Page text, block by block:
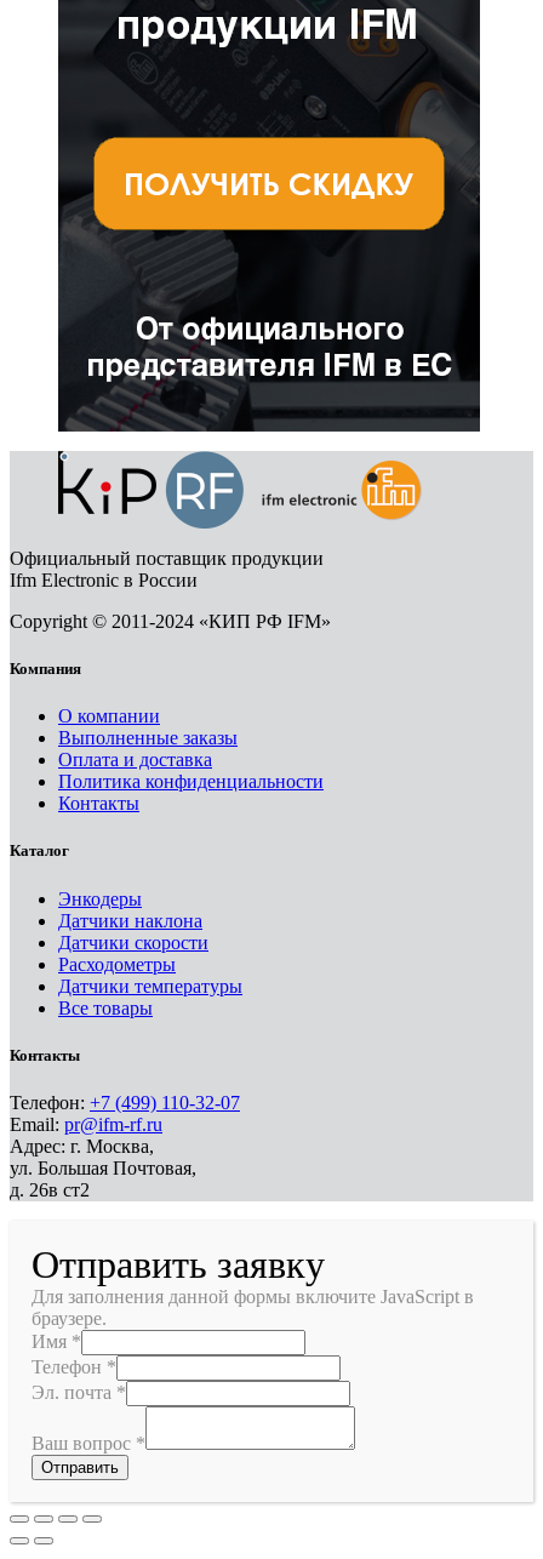
Официальный поставщик продукции
Ifm Electronic в России
Copyright © 2011-2024 «КИП РФ IFM»
Компания
О компании
Выполненные заказы
Оплата и доставка
Политика конфиденциальности
Контакты
Каталог
Энкодеры
Датчики наклона
Датчики скорости
Расходометры
Датчики температуры
Все товары
Контакты
Телефон: +7 (499) 110-32-07
Email: pr@ifm-rf.ru
Адрес: г. Москва,
ул. Большая Почтовая,
д. 26в ст2
Отправить заявку
Для заполнения данной формы включите JavaScript в
браузере.
Имя *
Телефон *
Эл. почта *
Ваш вопрос *
Отправить